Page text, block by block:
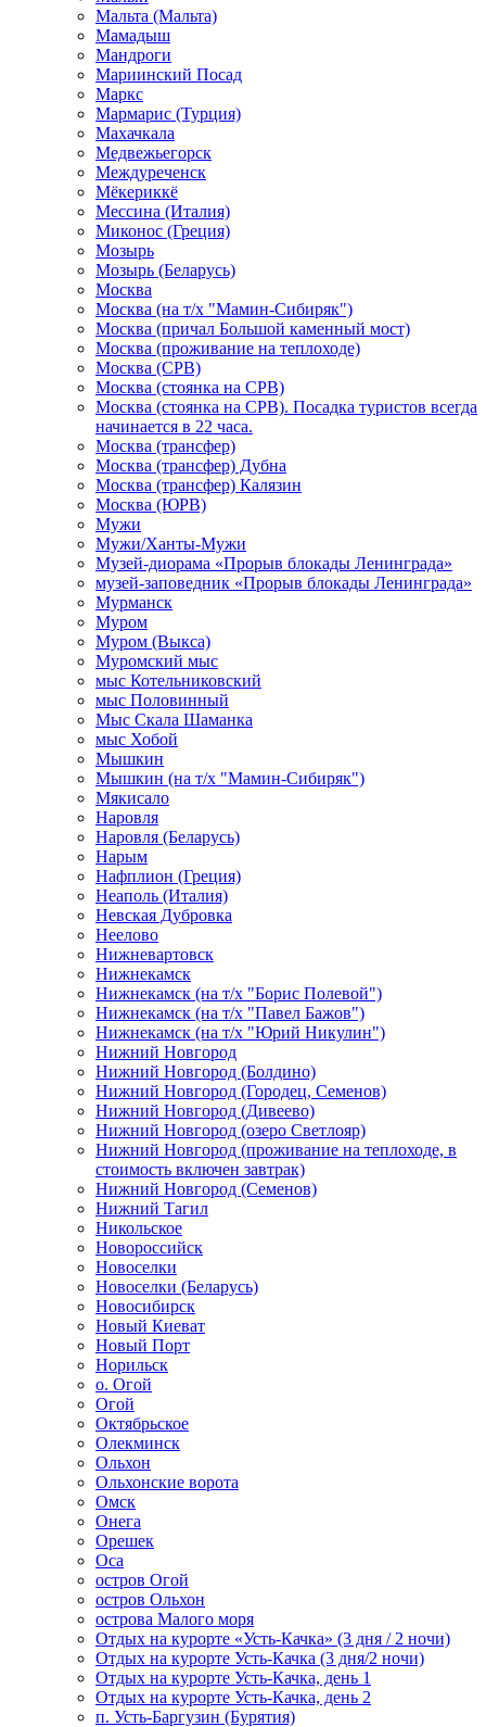
Мальта (Мальта)
Мамадыш
Мандроги
Мариинский Посад
Маркс
Мармарис (Турция)
Махачкала
Медвежьегорск
Междуреченск
Мёкериккё
Мессина (Италия)
Миконос (Греция)
Мозырь
Мозырь (Беларусь)
Москва
Москва (на т/х "Мамин-Сибиряк")
Москва (причал Большой каменный мост)
Москва (проживание на теплоходе)
Москва (СРВ)
Москва (стоянка на СРВ)
Москва (стоянка на СРВ). Посадка туристов всегда
начинается в 22 часа.
Москва (трансфер)
Москва (трансфер) Дубна
Москва (трансфер) Калязин
Москва (ЮРВ)
Мужи
Мужи/Ханты-Мужи
Музей-диорама «Прорыв блокады Ленинграда»
музей-заповедник «Прорыв блокады Ленинграда»
Мурманск
Муром
Муром (Выкса)
Муромский мыс
мыс Котельниковский
мыс Половинный
Мыс Скала Шаманка
мыс Хобой
Мышкин
Мышкин (на т/х "Мамин-Сибиряк")
Мякисало
Наровля
Наровля (Беларусь)
Нарым
Нафплион (Греция)
Неаполь (Италия)
Невская Дубровка
Неелово
Нижневартовск
Нижнекамск
Нижнекамск (на т/х "Борис Полевой")
Нижнекамск (на т/х "Павел Бажов")
Нижнекамск (на т/х "Юрий Никулин")
Нижний Новгород
Нижний Новгород (Болдино)
Нижний Новгород (Городец, Семенов)
Нижний Новгород (Дивеево)
Нижний Новгород (озеро Светлояр)
Нижний Новгород (проживание на теплоходе, в
стоимость включен завтрак)
Нижний Новгород (Семенов)
Нижний Тагил
Никольское
Новороссийск
Новоселки
Новоселки (Беларусь)
Новосибирск
Новый Киеват
Новый Порт
Норильск
о. Огой
Огой
Октябрьское
Олекминск
Ольхон
Ольхонские ворота
Омск
Онега
Орешек
Оса
остров Огой
остров Ольхон
острова Малого моря
Отдых на курорте «Усть-Качка» (3 дня / 2 ночи)
Отдых на курорте Усть-Качка (3 дня/2 ночи)
Отдых на курорте Усть-Качка, день 1
Отдых на курорте Усть-Качка, день 2
п. Усть-Баргузин (Бурятия)